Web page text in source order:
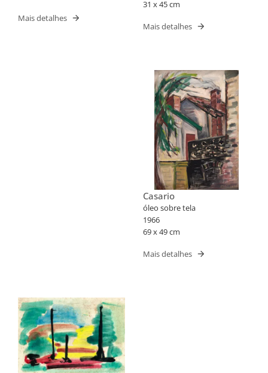
Mais detalhes
31 x 45 cm
Mais detalhes
Casario
óleo sobre tela
1966
69 x 49 cm
Mais detalhes